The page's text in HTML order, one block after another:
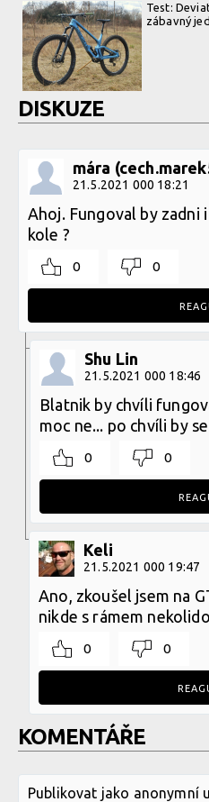
Test:
zábavný
DISKUZE
mára
21.5.2021 000 18:21
Ahoj. Fungoval by zadni
kole ?
0 0
Shu Lin
21.5.2021 000 18:46
Blatnik by chvíli
moc ne... po chvíli by
0 0
Keli
21.5.2021 000 19:47
Ano, zkoušel jsem na
nikde s rámem
0 0
KOMENTÁŘE
Publikovat jako anonymní